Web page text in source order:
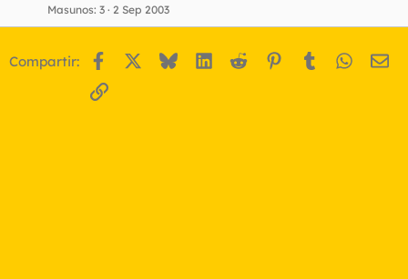
Masunos 3 2 Sep 2003
Compartir: Facebook BlueskyLinkedIn
Reddit Pinterest
Tumblr
Enlace